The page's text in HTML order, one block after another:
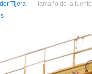
Tijera
tamaño de la fuente